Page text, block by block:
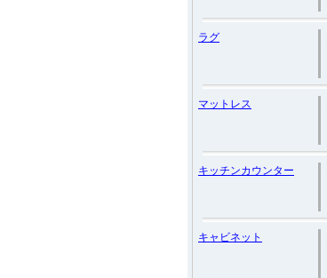
ラグ
マットレス
キッチンカウンター
キャビネット